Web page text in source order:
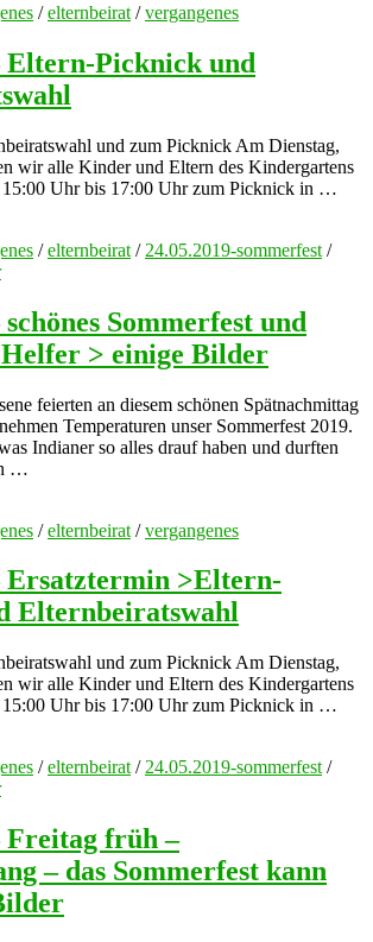
/elternbeirat /vergangenes
Eltern-Picknick und
und zum Picknick Am Dienstag,
wir alle Kinder und Eltern des Kindergartens
Uhr bis 17:00 Uhr zum Picknick in …
/elternbeirat / 24.05.2019-sommerfest /
schönes Sommerfest und
Helfer > einige Bilder
feierten an diesem schönen Spätnachmittag
Temperaturen unser Sommerfest 2019.
Indianer so alles drauf haben und durften
…
/elternbeirat /vergangenes
Ersatztermin >Eltern-
Elternbeiratswahl
und zum Picknick Am Dienstag,
wir alle Kinder und Eltern des Kindergartens
Uhr bis 17:00 Uhr zum Picknick in …
/elternbeirat / 24.05.2019-sommerfest /
Freitag früh –
– das Sommerfest kann